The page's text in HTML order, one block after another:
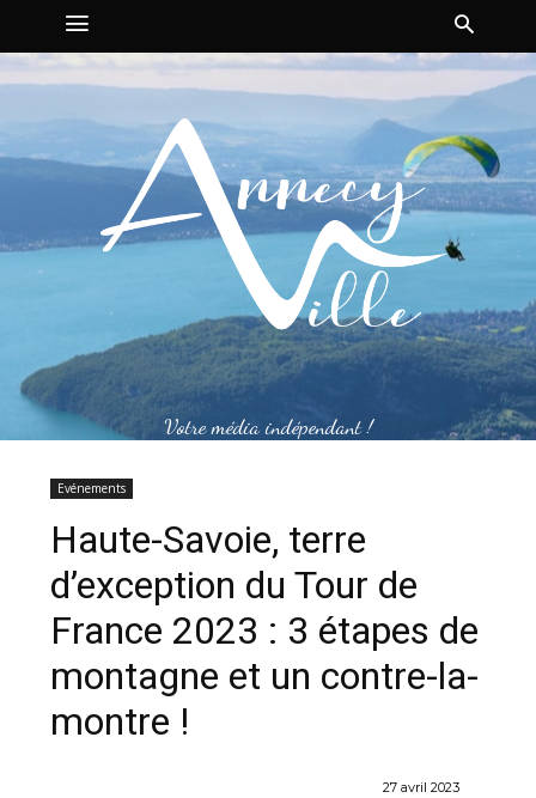
Votre média indépendant !
Evénements
Haute-Savoie, terre
d’exception du Tour de
France 2023 : 3 étapes de
montagne et un contre-la-
montre !
27 avril 2023